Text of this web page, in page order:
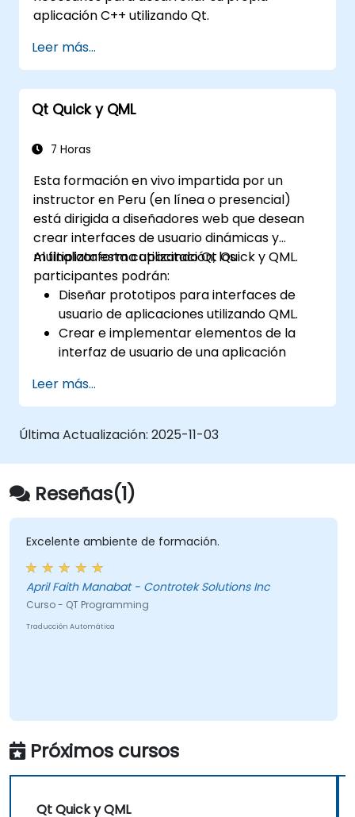
aplicación C++ utilizando Qt.
Leer más...
Qt Quick y QML
7 Horas
Esta formación en vivo impartida por un
instructor en Peru (en línea o presencial)
está dirigida a diseñadores web que desean
crear interfaces de usuario dinámicas y
multiplataforma utilizando Qt Quick y QML.
Al finalizar esta capacitación, los
participantes podrán:
Diseñar prototipos para interfaces de
usuario de aplicaciones utilizando QML.
Crear e implementar elementos de la
interfaz de usuario de una aplicación
Implementar animaciones,
transformaciones y transiciones para
ofrecer una experiencia más receptiva a
Leer más...
Última Actualización: 2025-11-03
Reseñas(1)
Excelente ambiente de formación.
April Faith Manabat - Controtek Solutions Inc
Curso - QT Programming
Traducción Automática
Próximos cursos
Qt Quick y QML